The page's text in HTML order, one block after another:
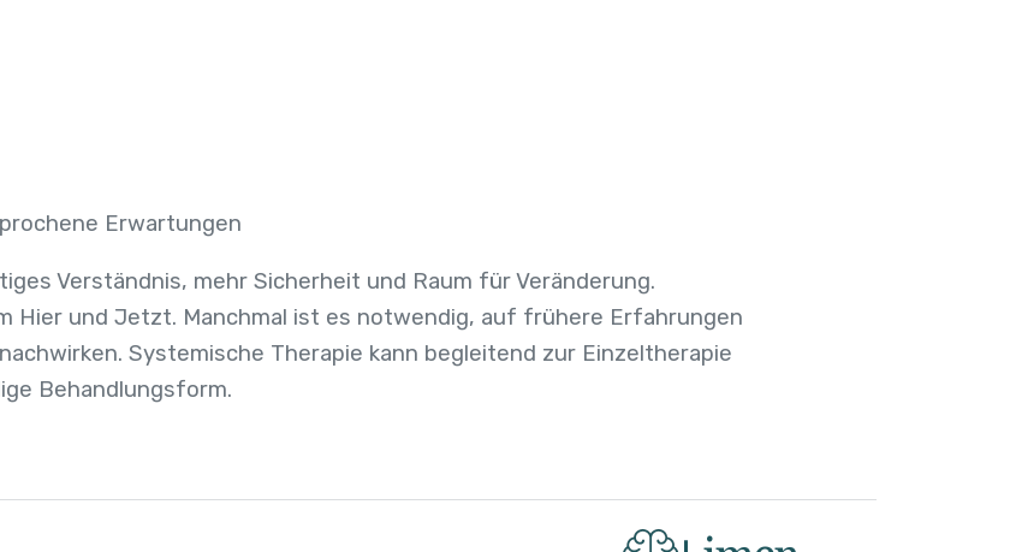
Erwartungen
Verständnis, mehr Sicherheit und Raum für Veränderung.
Hier und Jetzt. Manchmal ist es notwendig, auf frühere Erfahrungen
Systemische Therapie kann begleitend zur Einzeltherapie
Behandlungsform.